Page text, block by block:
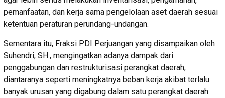
pemanfaatan, dan kerja sama pengelolaan aset daerah sesuai
ketentuan peraturan perundang-undangan.
Sementara itu, Fraksi PDI Perjuangan yang disampaikan oleh
Suhendri, SH., mengingatkan adanya dampak dari
penggabungan dan restrukturisasi perangkat daerah,
diantaranya seperti meningkatnya beban kerja akibat terlalu
banyak urusan yang digabung dalam satu perangkat daerah